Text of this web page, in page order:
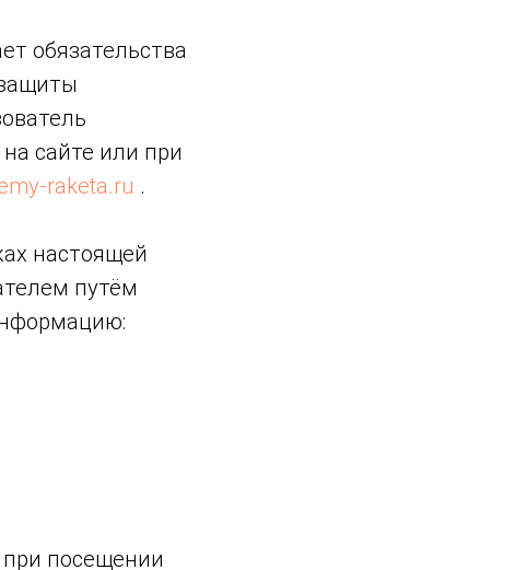
обязательства
сайте или при
raketa.ru .
настоящей
путём
посещении